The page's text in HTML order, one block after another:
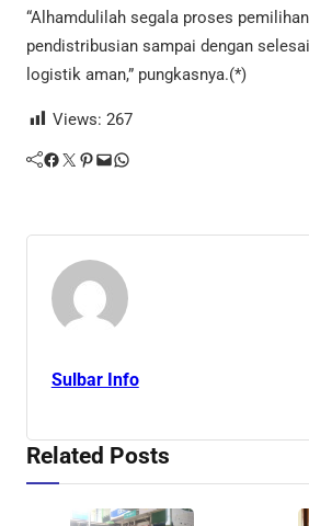
“Alhamdulilah segala proses
pendistribusian sampai dengan
logistik aman,” pungkasnya.(*)
Views: 267
Facebook Twitter Pinterest Mail WhatsApp
Sulbar Info
Related Posts